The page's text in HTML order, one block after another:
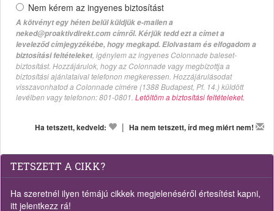
Nem kérem az ingyenes biztosítást
A kötvényt egy héten belül küldjük e-mailen a
neked@proaktivdirekt.com címről. Kérjük tedd ezt a címet a
leveleződ címjegyzékébe, hogy megkapd. Elolvastam és elfogadom a
biztosítási feltételeket, igénylem az ingyenes Colonnade baleset-
biztosítást. Hozzájárulok, hogy az Colonnade vagy megbízottja a
biztosítási ajánlataival telefonon megkeressen. Hozzájárulásodat
visszavonhatod a Colonnade címére (1388 Budapest, Pf. 14.) küldött
levélben vagy telefonon: 801-0801. Letöltöm a biztosítási feltételeket.
Ha tetszett, kedveld: | Ha nem tetszett, írd meg miért nem!
TETSZETT A CIKK?
Ha szeretnél ilyen témájú cikkek megjelenéséről értesítést kapni,
itt jelentkezz rá!